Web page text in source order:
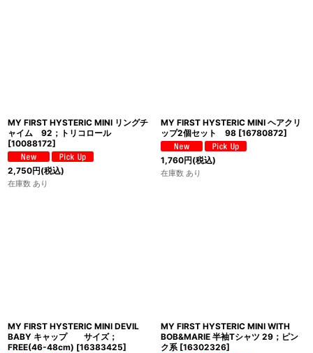
MY FIRST HYSTERIC MINI リングチ
ャイム 92；トリコロール
[10088172]
2,750円(税込)
在庫数 あり
MY FIRST HYSTERIC MINI ヘアクリ
ップ2個セット 98 [16780872]
1,760円(税込)
在庫数 あり
MY FIRST HYSTERIC MINI DEVIL
BABY キャップ サイズ；
FREE(46-48cm) [16383425]
MY FIRST HYSTERIC MINI WITH
BOB&MARIE 半袖Tシャツ 29；ピン
ク系 [16302326]